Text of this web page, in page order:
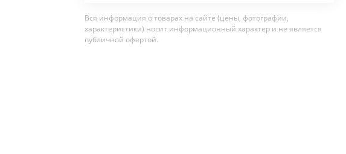
Вся информация о товарах на сайте (цены, фотографии,
характеристики) носит информационный характер и не является
публичной офертой.